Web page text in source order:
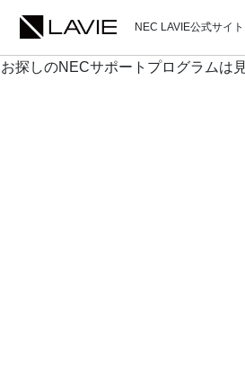
NEC LAVIE公式サイト
お探しのNECサポートプログラムは